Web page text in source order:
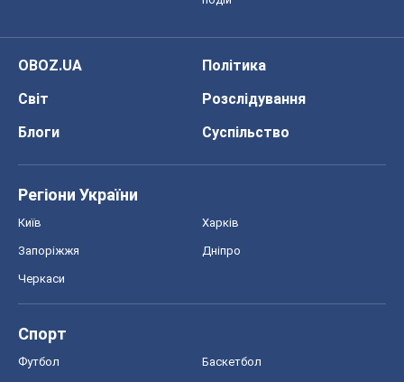
OBOZ.UA
Політика
Світ
Розслідування
Блоги
Суспільство
Регіони України
Київ Харків
Запоріжжя Дніпро
Черкаси
Спорт
Футбол Баскетбол